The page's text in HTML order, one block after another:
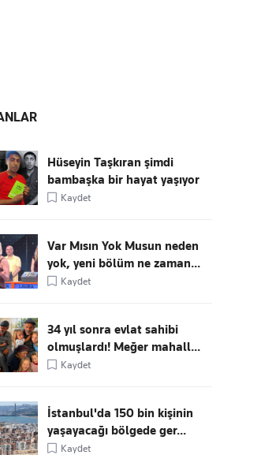
Hüseyin Taşkıran şimdi
bambaşka bir hayat yaşıyor
Kaydet
Var Mısın Yok Musun neden
yok, yeni bölüm ne zaman...
Kaydet
34 yıl sonra evlat sahibi
olmuşlardı! Meğer mahall...
Kaydet
İstanbul'da 150 bin kişinin
yaşayacağı bölgede ger...
Kaydet